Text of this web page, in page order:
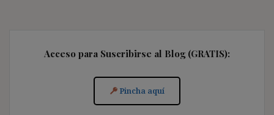
Acceso para Suscribirse al Blog (GRATIS):
Pincha aquí